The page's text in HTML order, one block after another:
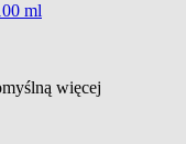
ml
więcej